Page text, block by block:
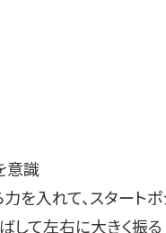
意識
を入れて、スタート
して左右に大きく振る